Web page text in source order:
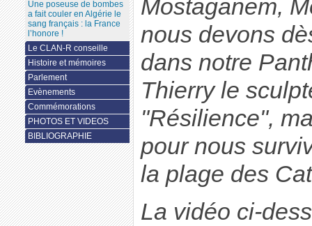
Mostaganem,
nous devons
dans notre
Thierry le
"Résilience",
pour nous
la plage des
La vidéo ci-
Une poseuse de bombes
a fait couler en Algérie le
sang français : la France
l’honore !
Le CLAN-R conseille
Histoire et mémoires
Parlement
Evènements
Commémorations
PHOTOS ET VIDEOS
BIBLIOGRAPHIE